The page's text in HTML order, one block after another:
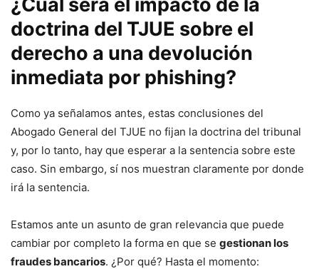
doctrina del TJUE sobre el
derecho a una devolución
inmediata por phishing?
Como ya señalamos antes, estas conclusiones del
Abogado General del TJUE no fijan la doctrina del tribunal
y, por lo tanto, hay que esperar a la sentencia sobre este
caso. Sin embargo, sí nos muestran claramente por donde
irá la sentencia.
Estamos ante un asunto de gran relevancia que puede
cambiar por completo la forma en que se gestionan los
fraudes bancarios. ¿Por qué? Hasta el momento: